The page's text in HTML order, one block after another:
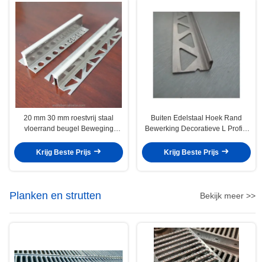
20 mm 30 mm roestvrij staal
vloerrand beugel Beweging
Krijg Beste Prijs
Buiten Edelstaal Hoek Rand
Bewerking Decoratieve L Profiel
Krijg Beste Prijs
Planken en strutten Bekijk meer >>